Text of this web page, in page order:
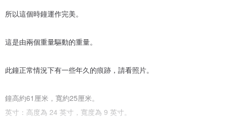
所以這個時鐘運作完美。
這是由兩個重量驅動的重量。
此鐘正常情況下有一些年久的痕跡，請看照片。
鐘高約61厘米，寬約25厘米。
英寸：高度為 24 英寸，寬度為 9 英寸。